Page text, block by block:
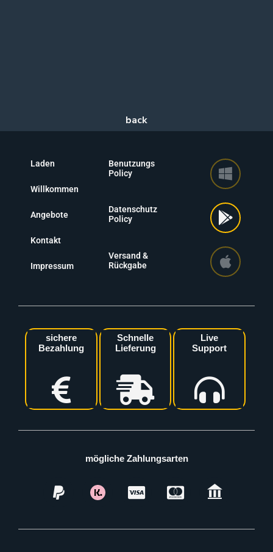
Laden
Willkommen
Angebote
Kontakt
Impressum
Benutzungs
Policy
Datenschutz
Policy
Versand &
Rückgabe
sichere
Bezahlung
Schnelle
Lieferung
Live
Support
mögliche Zahlungsarten